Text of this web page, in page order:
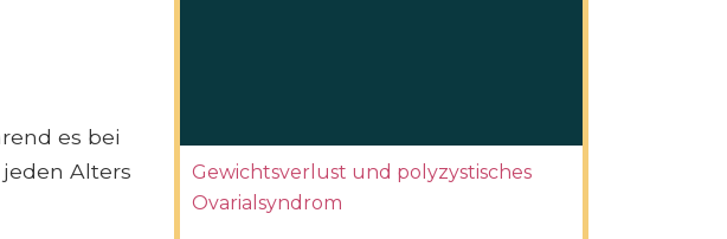
es bei
Alters
Gewichtsverlust und polyzystisches
Ovarialsyndrom